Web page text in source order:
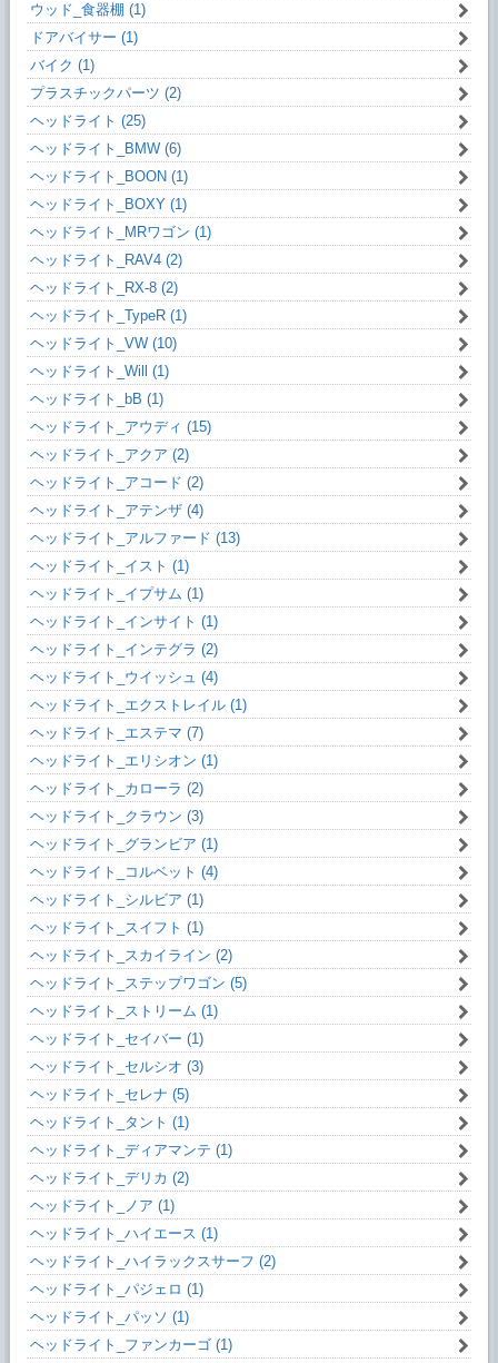
ウッド_食器棚 (1)
ドアバイサー (1)
バイク (1)
プラスチックパーツ (2)
ヘッドライト (25)
ヘッドライト_BMW (6)
ヘッドライト_BOON (1)
ヘッドライト_BOXY (1)
ヘッドライト_MRワゴン (1)
ヘッドライト_RAV4 (2)
ヘッドライト_RX-8 (2)
ヘッドライト_TypeR (1)
ヘッドライト_VW (10)
ヘッドライト_Will (1)
ヘッドライト_bB (1)
ヘッドライト_アウディ (15)
ヘッドライト_アクア (2)
ヘッドライト_アコード (2)
ヘッドライト_アテンザ (4)
ヘッドライト_アルファード (13)
ヘッドライト_イスト (1)
ヘッドライト_イプサム (1)
ヘッドライト_インサイト (1)
ヘッドライト_インテグラ (2)
ヘッドライト_ウイッシュ (4)
ヘッドライト_エクストレイル (1)
ヘッドライト_エステマ (7)
ヘッドライト_エリシオン (1)
ヘッドライト_カローラ (2)
ヘッドライト_クラウン (3)
ヘッドライト_グランビア (1)
ヘッドライト_コルベット (4)
ヘッドライト_シルビア (1)
ヘッドライト_スイフト (1)
ヘッドライト_スカイライン (2)
ヘッドライト_ステップワゴン (5)
ヘッドライト_ストリーム (1)
ヘッドライト_セイバー (1)
ヘッドライト_セルシオ (3)
ヘッドライト_セレナ (5)
ヘッドライト_タント (1)
ヘッドライト_ディアマンテ (1)
ヘッドライト_デリカ (2)
ヘッドライト_ノア (1)
ヘッドライト_ハイエース (1)
ヘッドライト_ハイラックスサーフ (2)
ヘッドライト_パジェロ (1)
ヘッドライト_パッソ (1)
ヘッドライト_ファンカーゴ (1)